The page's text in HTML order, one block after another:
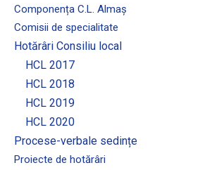
Componența C.L. Almaș
Comisii de specialitate
Hotărâri Consiliu local
HCL 2017
HCL 2018
HCL 2019
HCL 2020
Procese-verbale sedințe
Proiecte de hotărâri